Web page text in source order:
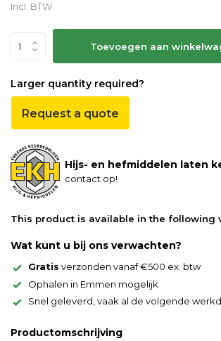
Incl. BTW
Toevoegen aan
Larger quantity required?
Request a quote
Hijs- en hefmiddelen laten
contact op!
This product is available in the following
Wat kunt u bij ons verwachten?
Gratis verzonden vanaf €500 ex. btw
Ophalen in Emmen mogelijk
Snel geleverd, vaak al de volgende
Productomschrijving